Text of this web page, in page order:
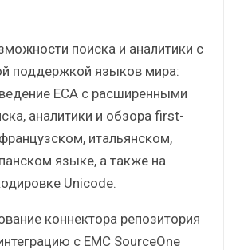
поиска и аналитики с
поддержкой языков мира:
ECA с расширенными
аналитики и обзора first-
итальянском,
языке, а также на
Unicode.
коннектора репозитория
с EMC SourceOne